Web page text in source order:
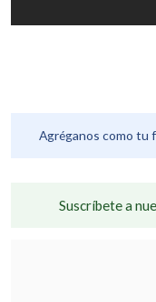
Agréganos como tu
Suscríbete a